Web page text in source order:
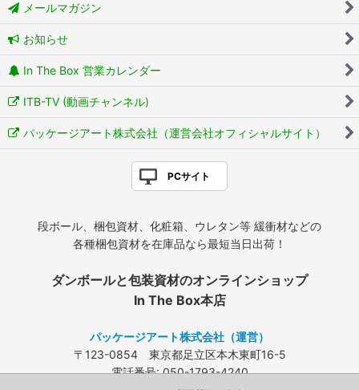
メールマガジン
お知らせ
In The Box 営業カレンダー
ITB-TV (動画チャンネル)
パッケージアート株式会社（運営会社オフィシャルサイト）
PCサイト
段ボール、梱包資材、化粧箱、ウレタン等 緩衝材などの
各種梱包資材を在庫品なら最短当日出荷！
ダンボールと包装資材のオンラインショップ
In The Box本店
パッケージアート株式会社（運営）
〒123-0854 東京都足立区本木東町16-5
電話番号: 050-1793-4240